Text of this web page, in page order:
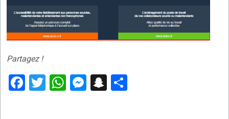
Partagez !
F
a
T
wi
W
h
M
es
S
n